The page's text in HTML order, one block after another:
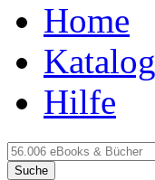
Home
Katalog
Hilfe
Suche